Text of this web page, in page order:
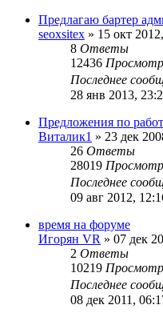
Предлагаю бартер
seoxsitex » 15 окт
8 Ответы
12436
Последнее
28 янв 2013,
Предложения по
Виталик1 » 23 дек
26 Ответы
28019
Последнее
09 авг 2012,
время на форуме
Игорян VR » 07 дек
2 Ответы
10219
Последнее
08 дек 2011,